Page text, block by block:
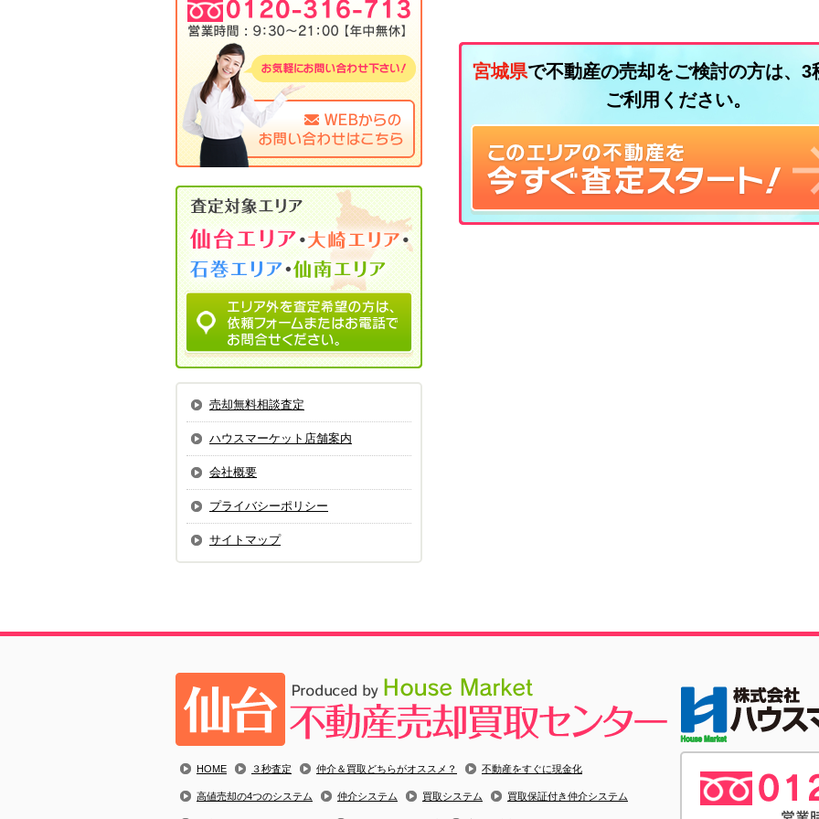
売却無料相談査定
ハウスマーケット店舗案内
会社概要
プライバシーポリシー
サイトマップ
宮城県で不動産の売却をご検討の方は、3
ご利用ください。
HOME ３秒査定 仲介＆買取どちらがオススメ？ 不動産をすぐに現金化
高値売却の4つのシステム 仲介システム 買取システム 買取保証付き仲介システム